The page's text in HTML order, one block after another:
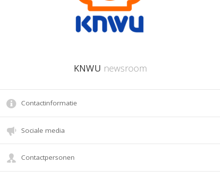
KNWU newsroom
Contactinformatie
Sociale media
Contactpersonen